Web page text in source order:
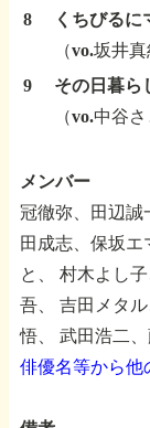
8
くちびるに
（vo.坂井真
9
その日暮ら
（vo.中谷さ
メンバー
冠徹弥、田辺誠
田成志、保坂エ
と、
村木よし
吾、
吉田メタ
悟、
武田浩二
俳優名等から他